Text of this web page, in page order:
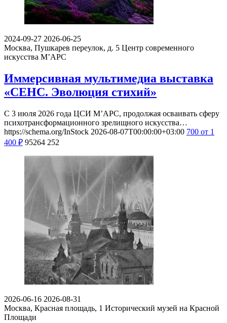
2024-09-27 2026-06-25
Москва, Пушкарев переулок, д. 5 Центр современного
искусства М’АРС
Иммерсивная мультимедиа выставка
«СЕНС. Эволюция стихий»
С 3 июля 2026 года ЦСИ М’АРС, продолжая осваивать сферу
психотрансформационного зрелищного искусства…
https://schema.org/InStock 2026-08-07T00:00:00+03:00 700 от 1
400 ₽ 95264 252
2026-06-16 2026-08-31
Москва, Красная площадь, 1 Исторический музей на Красной
Площади